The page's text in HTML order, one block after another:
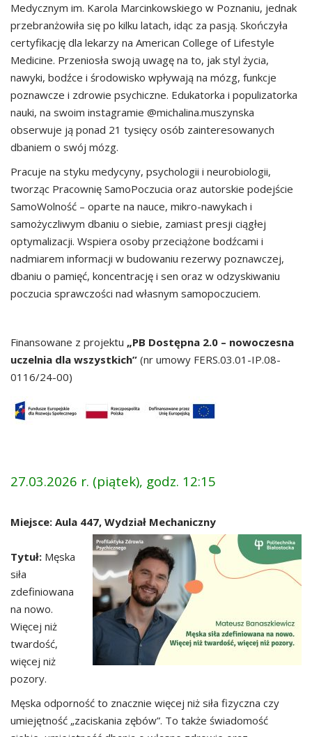
Medycznym im. Karola Marcinkowskiego w Poznaniu, jednak
przebranżowiła się po kilku latach, idąc za pasją. Skończyła
certyfikację dla lekarzy na American College of Lifestyle
Medicine. Przeniosła swoją uwagę na to, jak styl życia,
nawyki, bodźce i środowisko wpływają na mózg, funkcje
poznawcze i zdrowie psychiczne. Edukatorka i populizatorka
nauki, na swoim instagramie @michalina.muszynska
obserwuje ją ponad 21 tysięcy osób zainteresowanych
dbaniem o swój mózg.
Pracuje na styku medycyny, psychologii i neurobiologii,
tworząc Pracownię SamoPoczucia oraz autorskie podejście
SamoWolność – oparte na nauce, mikro-nawykach i
samożyczliwym dbaniu o siebie, zamiast presji ciągłej
optymalizacji. Wspiera osoby przeciążone bodźcami i
nadmiarem informacji w budowaniu rezerwy poznawczej,
dbaniu o pamięć, koncentrację i sen oraz w odzyskiwaniu
poczucia sprawczości nad własnym samopoczuciem.
Finansowane z projektu „PB Dostępna 2.0 – nowoczesna
uczelnia dla wszystkich” (nr umowy FERS.03.01-IP.08-
0116/24-00)
27.03.2026 r. (piątek), godz. 12:15
Miejsce: Aula 447, Wydział Mechaniczny
Tytuł: Męska
siła
zdefiniowana
na nowo.
Więcej niż
twardość,
więcej niż
pozory.
Męska odporność to znacznie więcej niż siła fizyczna czy
umiejętność „zaciskania zębów”. To także świadomość